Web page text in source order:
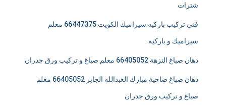
شترات
فني تركيب باركيه سيراميك الكويت 66447375 معلم
سيراميك و باركيه
دهان صباغ النزهة 66405052 معلم صباغ و تركيب ورق جدران
دهان صباغ ضاحية مبارك العبدالله الجابر 66405052 معلم
صباغ و تركيب ورق جدران